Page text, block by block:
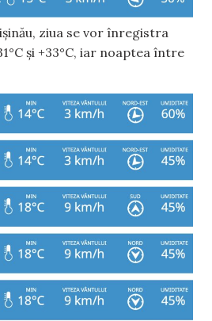
ziua se vor înregistra
și +33°C, iar noaptea între